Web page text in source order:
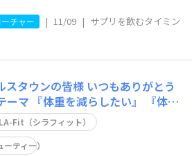
チャー | 11/09 | サプリを飲むタイミン
スタウンの皆様 いつもありがとう
ーマ 『体重を減らしたい』 『体型
私は常にダイエットをしているつ
ぎてしまったり甘い物の代わり
Fit（シラフィット）
ティー）